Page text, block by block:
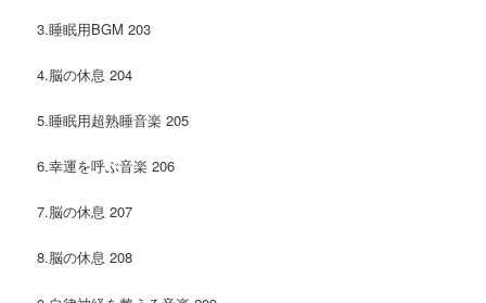
3.睡眠用BGM 203
4.脳の休息 204
5.睡眠用超熟睡音楽 205
6.幸運を呼ぶ音楽 206
7.脳の休息 207
8.脳の休息 208